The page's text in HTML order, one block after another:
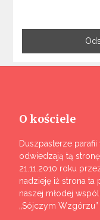
O kościele
Duszpasterze
odwiedzają tą
21.11.2010 roku
nadzieję iż strona
naszej młodej
„Sójczym